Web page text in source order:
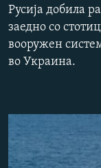
СЛЕДЕТЕ НЕ
Русија добила
заедно со
вооружен
во Украина.